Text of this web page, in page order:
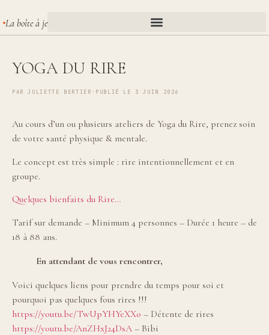
La boîte à je
YOGA DU RIRE
PARJULIETTE BERTIER · PUBLIÉ LE 3 JUIN 2026
Au cours d’un ou plusieurs ateliers de Yoga du Rire, prenez soin
de votre santé physique & mentale.
Le concept est très simple : rire intentionnellement et en
groupe.
Quelques bienfaits du Rire…
Tarif sur demande – Minimum 4 personnes – Durée 1 heure – de
18 à 88 ans.
En attendant de vous rencontrer,
Voici quelques liens pour prendre du temps pour soi et
pourquoi pas quelques fous rires !!!
https://youtu.be/TwUpYHYeXXo – Détente de rires
https://youtu.be/AnZHxJ24DsA – Bibi